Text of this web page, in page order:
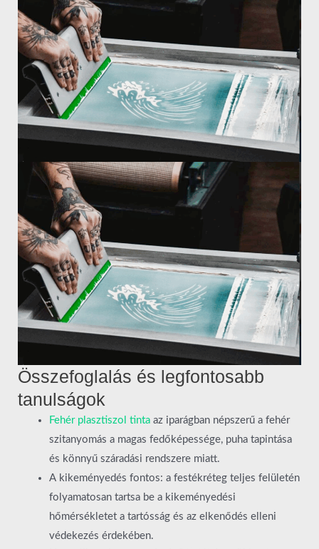
Összefoglalás és legfontosabb
tanulságok
Fehér plasztiszol tintaaz iparágban népszerű a fehér
szitanyomás a magas fedőképessége, puha tapintása
és könnyű száradási rendszere miatt.
A kikeményedés fontos: a festékréteg teljes felületén
folyamatosan tartsa be a kikeményedési
hőmérsékletet a tartósság és az elkenődés elleni
védekezés érdekében.